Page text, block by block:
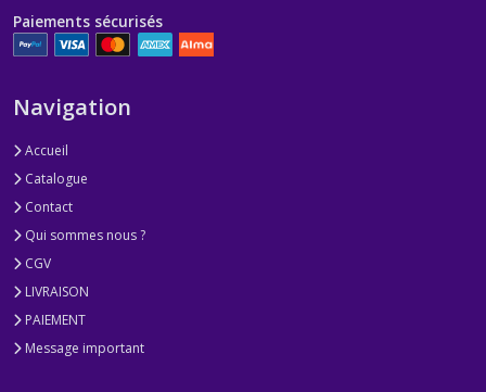
Paiements sécurisés
Navigation
Accueil
Catalogue
Contact
Qui sommes nous ?
CGV
LIVRAISON
PAIEMENT
Message important